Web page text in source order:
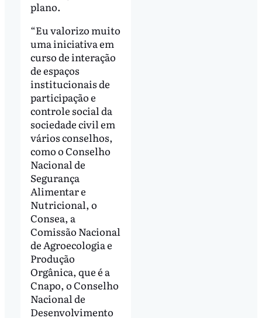
plano.
“Eu valorizo muito
uma iniciativa em
curso de interação
de espaços
institucionais de
participação e
controle social da
sociedade civil em
vários conselhos,
como o Conselho
Nacional de
Segurança
Alimentar e
Nutricional, o
Consea, a
Comissão Nacional
de Agroecologia e
Produção
Orgânica, que é a
Cnapo, o Conselho
Nacional de
Desenvolvimento